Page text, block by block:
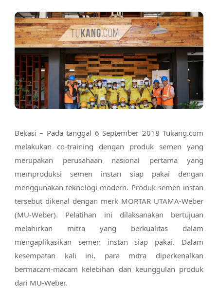
Bekasi – Pada tanggal 6 September 2018 Tukang.com
melakukan co-training dengan produk semen yang
merupakan perusahaan nasional pertama yang
memproduksi semen instan siap pakai dengan
menggunakan teknologi modern. Produk semen instan
tersebut dikenal dengan merk MORTAR UTAMA-Weber
(MU-Weber). Pelatihan ini dilaksanakan bertujuan
melahirkan mitra yang berkualitas dalam
mengaplikasikan semen instan siap pakai. Dalam
kesempatan kali ini, para mitra diperkenalkan
bermacam-macam kelebihan dan keunggulan produk
dari MU-Weber.